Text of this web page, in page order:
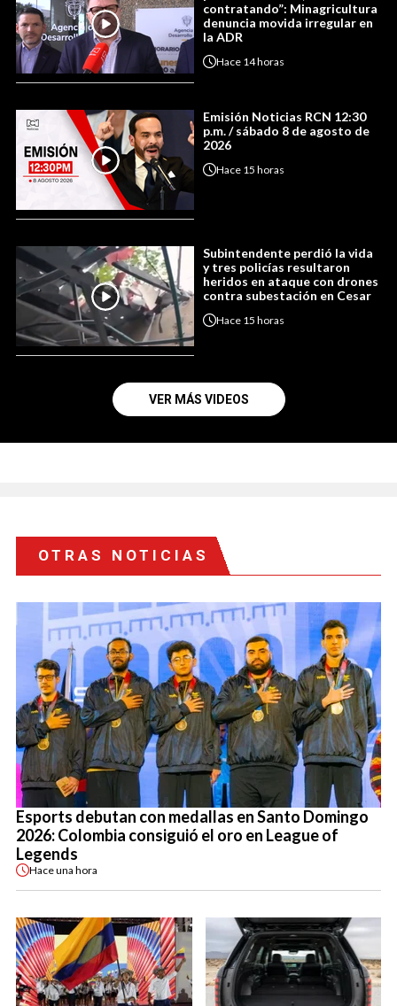
contratando”: Minagricultura
denuncia movida irregular en
la ADR
Hace 14 horas
Emisión Noticias RCN 12:30
p.m. / sábado 8 de agosto de
2026
Hace 15 horas
Subintendente perdió la vida
y tres policías resultaron
heridos en ataque con drones
contra subestación en Cesar
Hace 15 horas
VER MÁS VIDEOS
OTRAS NOTICIAS
Esports debutan con medallas en Santo Domingo
2026: Colombia consiguió el oro en League of
Legends
Haceuna hora